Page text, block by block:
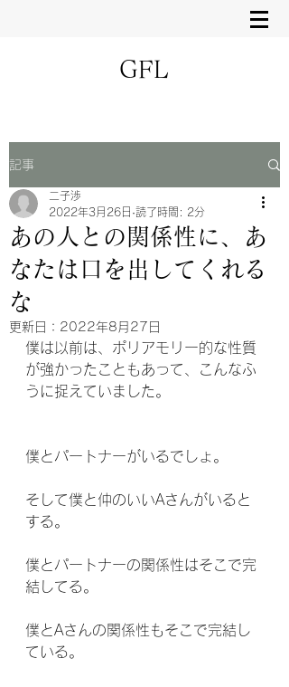
GFL
記事
あの人との関係性に、あ
なたは口を出してくれる
な
二子渉
2022年3月26日 読了時間: 2分
更新日： 2022年8月27日
僕は以前は、ポリアモリー的な性質
が強かったこともあって、こんなふ
うに捉えていました。
僕とパートナーがいるでしょ。
そして僕と仲のいいAさんがいると
する。
僕とパートナーの関係性はそこで完
結してる。
僕とAさんの関係性もそこで完結し
ている。